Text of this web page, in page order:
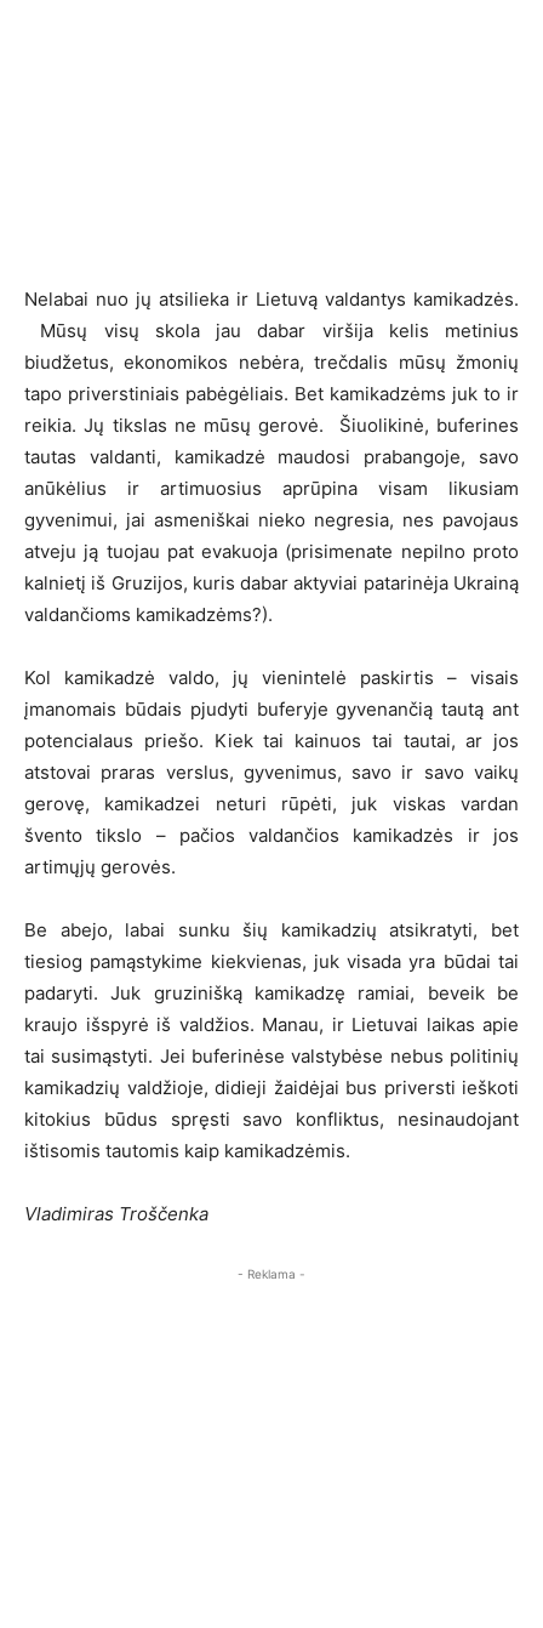
Nelabai nuo jų atsilieka ir Lietuvą valdantys kamikadzės.
Mūsų visų skola jau dabar viršija kelis metinius
biudžetus, ekonomikos nebėra, trečdalis mūsų žmonių
tapo priverstiniais pabėgėliais. Bet kamikadzėms juk to ir
reikia. Jų tikslas ne mūsų gerovė. Šiuolikinė, buferines
tautas valdanti, kamikadzė maudosi prabangoje, savo
anūkėlius ir artimuosius aprūpina visam likusiam
gyvenimui, jai asmeniškai nieko negresia, nes pavojaus
atveju ją tuojau pat evakuoja (prisimenate nepilno proto
kalnietį iš Gruzijos, kuris dabar aktyviai patarinėja Ukrainą
valdančioms kamikadzėms?).
Kol kamikadzė valdo, jų vienintelė paskirtis – visais
įmanomais būdais pjudyti buferyje gyvenančią tautą ant
potencialaus priešo. Kiek tai kainuos tai tautai, ar jos
atstovai praras verslus, gyvenimus, savo ir savo vaikų
gerovę, kamikadzei neturi rūpėti, juk viskas vardan
švento tikslo – pačios valdančios kamikadzės ir jos
artimųjų gerovės.
Be abejo, labai sunku šių kamikadzių atsikratyti, bet
tiesiog pamąstykime kiekvienas, juk visada yra būdai tai
padaryti. Juk gruzinišką kamikadzę ramiai, beveik be
kraujo išspyrė iš valdžios. Manau, ir Lietuvai laikas apie
tai susimąstyti. Jei buferinėse valstybėse nebus politinių
kamikadzių valdžioje, didieji žaidėjai bus priversti ieškoti
kitokius būdus spręsti savo konfliktus, nesinaudojant
ištisomis tautomis kaip kamikadzėmis.
Vladimiras Troščenka
- Reklama -